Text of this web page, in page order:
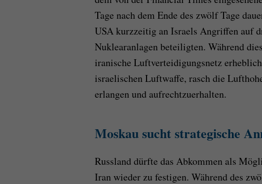
Tage nach dem Ende des zwölf Tage
USA kurzzeitig an Israels Angriffen auf
Nuklearanlagen beteiligten. Während
iranische Luftverteidigungsnetz
israelischen Luftwaffe, rasch die
erlangen und aufrechtzuerhalten.
Moskau sucht strategische
Russland dürfte das Abkommen als
Iran wieder zu festigen. Während des